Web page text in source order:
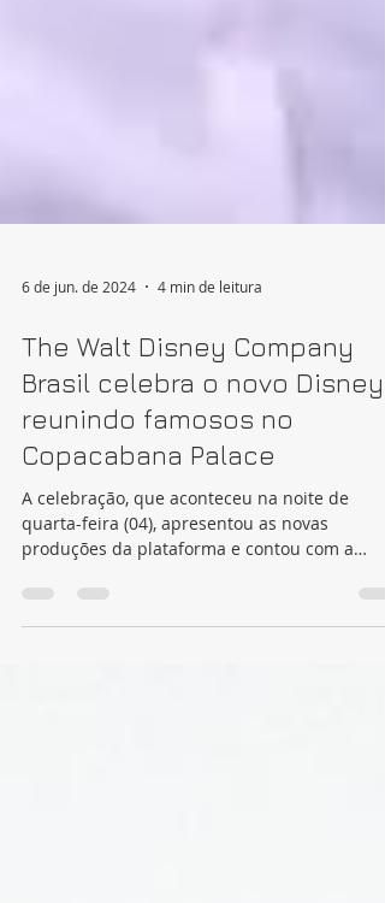
6 de jun. de 2024 4 min de leitura
The Walt Disney Company
Brasil celebra o novo
reunindo famosos no
Copacabana Palace
A celebração, que aconteceu na noite de
quarta-feira (04), apresentou as novas
presença de grandes...